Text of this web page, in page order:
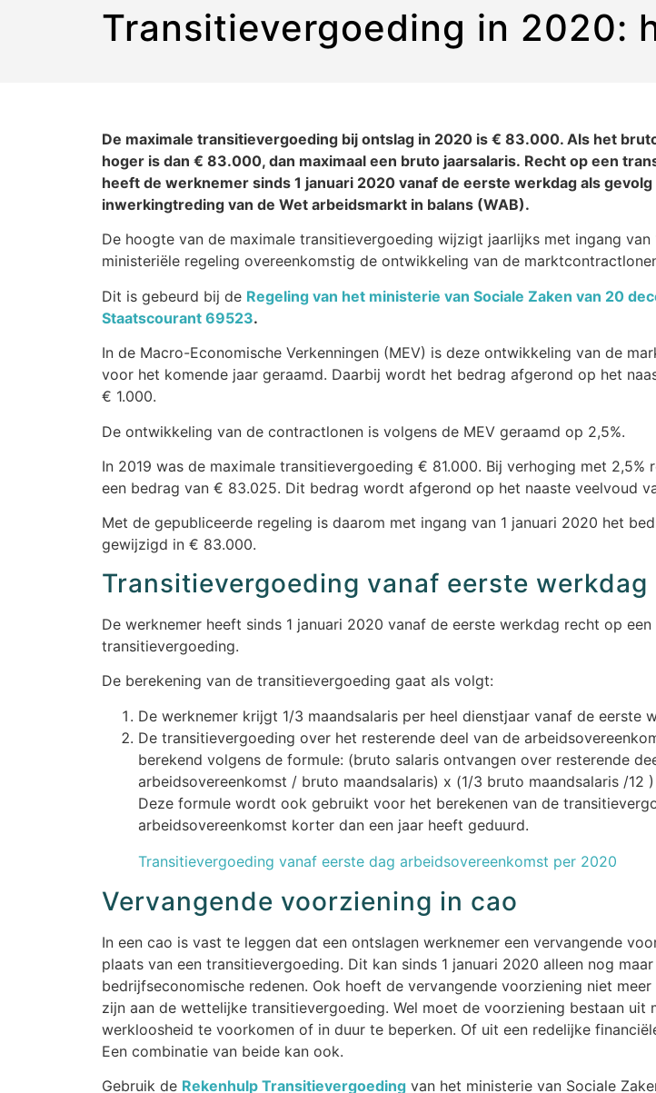
Transitievergoeding in 2020:
De maximale transitievergoeding bij ontslag in 2020 is € 83.000. Als het
hoger is dan € 83.000, dan maximaal een bruto jaarsalaris. Recht op een
heeft de werknemer sinds 1 januari 2020 vanaf de eerste werkdag als gevolg
inwerkingtreding van de Wet arbeidsmarkt in balans (WAB).
De hoogte van de maximale transitievergoeding wijzigt jaarlijks met ingang van
ministeriële regeling overeenkomstig de ontwikkeling van de
Dit is gebeurd bij de Regeling van het ministerie van Sociale Zaken van 20
Staatscourant 69523.
In de Macro-Economische Verkenningen (MEV) is deze ontwikkeling van de
voor het komende jaar geraamd. Daarbij wordt het bedrag afgerond op het
€ 1.000.
De ontwikkeling van de contractlonen is volgens de MEV geraamd op 2,5%.
In 2019 was de maximale transitievergoeding € 81.000. Bij verhoging met 2,5%
een bedrag van € 83.025. Dit bedrag wordt afgerond op het naaste veelvoud
Met de gepubliceerde regeling is daarom met ingang van 1 januari 2020 het
gewijzigd in € 83.000.
Transitievergoeding vanaf eerste werkdag
De werknemer heeft sinds 1 januari 2020 vanaf de eerste werkdag recht op een
transitievergoeding.
De berekening van de transitievergoeding gaat als volgt:
De werknemer krijgt 1/3 maandsalaris per heel dienstjaar vanaf de eerste
De transitievergoeding over het resterende deel van de
berekend volgens de formule: (bruto salaris ontvangen over resterende
arbeidsovereenkomst / bruto maandsalaris) x (1/3 bruto maandsalaris /12 )
Deze formule wordt ook gebruikt voor het berekenen van de
arbeidsovereenkomst korter dan een jaar heeft geduurd.
Transitievergoeding vanaf eerste dag arbeidsovereenkomst per 2020
Vervangende voorziening in cao
In een cao is vast te leggen dat een ontslagen werknemer een vervangende
plaats van een transitievergoeding. Dit kan sinds 1 januari 2020 alleen nog
bedrijfseconomische redenen. Ook hoeft de vervangende voorziening niet
zijn aan de wettelijke transitievergoeding. Wel moet de voorziening bestaan uit
werkloosheid te voorkomen of in duur te beperken. Of uit een redelijke
Een combinatie van beide kan ook.
Gebruik de Rekenhulp Transitievergoeding van het ministerie van Sociale